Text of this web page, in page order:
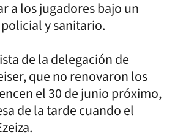
a los jugadores bajo un
y sanitario.
de la delegación de
que no renovaron los
el 30 de junio próximo,
de la tarde cuando el